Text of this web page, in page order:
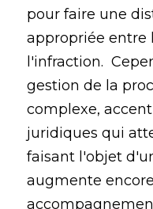
pour faire une
appropriée entre
l'infraction.
gestion de la
complexe,
juridiques qui
faisant l'objet
augmente